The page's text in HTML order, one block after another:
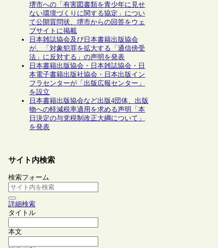
堺市への「有害図書類を青少年に見せ
ない環境づくりに関する協定」につい
て公開質問状、堺市からの回答をウェ
ブサイトに掲載
日本雑誌協会及び日本書籍出版協会
が、「対象犯罪を拡大する「通信傍受
法」に反対する」の声明を発表
日本書籍出版協会・日本雑誌協会・日
本電子書籍出版社協会・日本出版イン
フラセンターが「出版広報センター」
を設立
日本書籍出版協会など出版4団体、出版
物への軽減税率適用を求める声明「本
日決定の与党税制改正大綱について」
を発表
サイト内検索
検索フォーム
詳細検索
タイトル
本文